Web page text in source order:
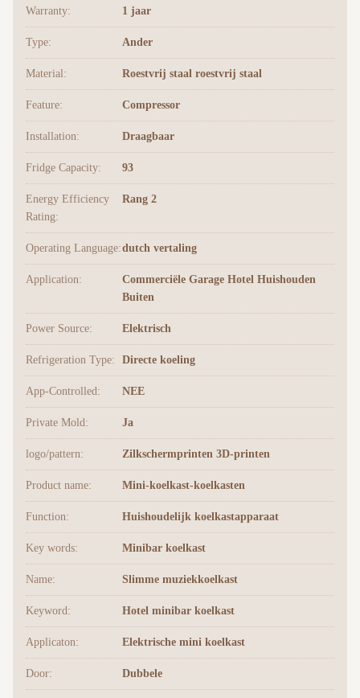
Warranty: 1 jaar
Type: Ander
Material: Roestvrij staal roestvrij staal
Feature: Compressor
Installation: Draagbaar
Fridge Capacity: 93
Energy Efficiency
Rating:
Rang 2
Operating Language:dutch vertaling
Application:
Commerciële Garage Hotel Huishouden
Buiten
Power Source: Elektrisch
Refrigeration Type: Directe koeling
App-Controlled: NEE
Private Mold: Ja
logo/pattern: Zilkschermprinten 3D-printen
Product name: Mini-koelkast-koelkasten
Function: Huishoudelijk koelkastapparaat
Key words: Minibar koelkast
Name: Slimme muziekkoelkast
Keyword: Hotel minibar koelkast
Applicaton: Elektrische mini koelkast
Door: Dubbele